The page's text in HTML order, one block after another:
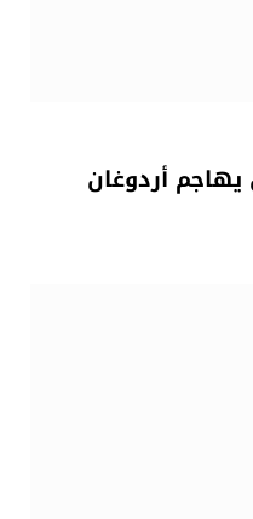
أردوغان